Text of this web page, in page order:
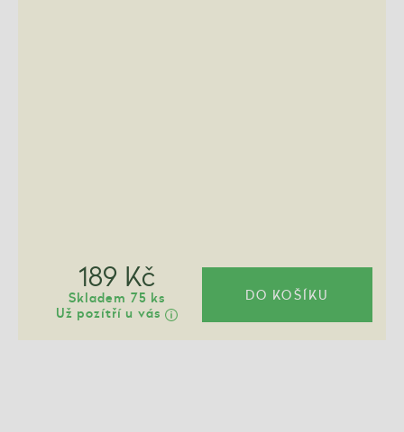
189 Kč
Skladem 75 ks
Už pozítří u vás
DO KOŠÍKU